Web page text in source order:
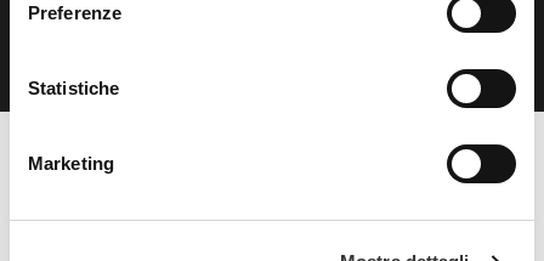
Preferenze
Statistiche
Marketing